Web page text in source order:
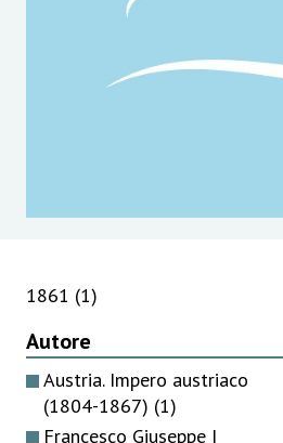
1861 (1)
Autore
Austria. Impero austriaco
(1804-1867) (1)
Francesco Giuseppe I